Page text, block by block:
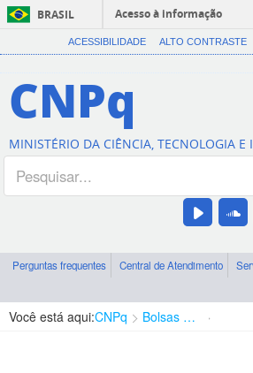
BRASIL
Acesso à informação
ACESSIBILIDADE ALTO CONTRASTE
CNPq
MINISTÉRIO DA CIÊNCIA, TECNOLOGIA E
Perguntas frequentes Central de Atendimento
Você está aqui:CNPq Bolsas e Auxílios Vigentes